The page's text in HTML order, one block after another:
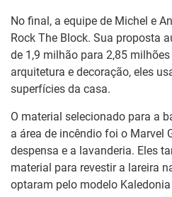
No final, a equipe de Michel e
Rock The Block. Sua proposta
de 1,9 milhão para 2,85
arquitetura e decoração, eles
superfícies da casa.
O material selecionado para a
a área de incêndio foi o Marvel
despensa e a lavanderia. Eles
material para revestir a lareira
optaram pelo modelo